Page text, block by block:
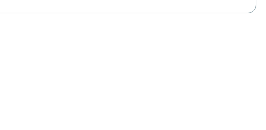
Hondenoppas Leiden